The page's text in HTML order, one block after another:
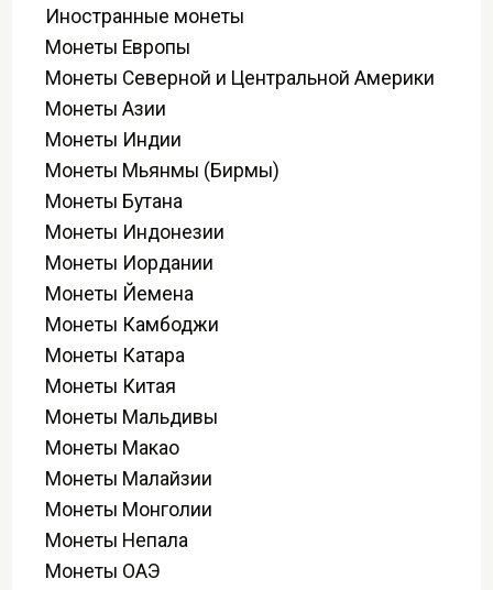
Иностранные монеты
Монеты Европы
Монеты Северной и Центральной Америки
Монеты Азии
Монеты Индии
Монеты Мьянмы (Бирмы)
Монеты Бутана
Монеты Индонезии
Монеты Иордании
Монеты Йемена
Монеты Камбоджи
Монеты Катара
Монеты Китая
Монеты Мальдивы
Монеты Макао
Монеты Малайзии
Монеты Монголии
Монеты Непала
Монеты ОАЭ